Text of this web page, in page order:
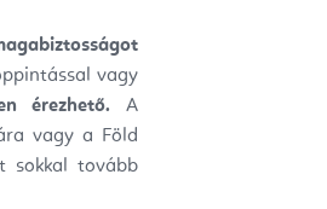
vagy
érezhető.A
vagy a Föld
sokkal tovább